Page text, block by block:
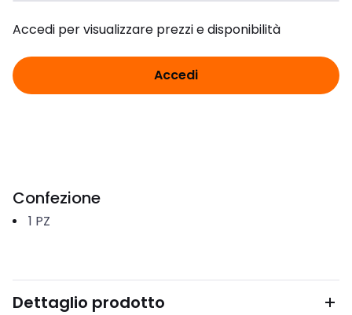
Accedi per visualizzare prezzi e disponibilità
Accedi
Confezione
1 PZ
Dettaglio prodotto